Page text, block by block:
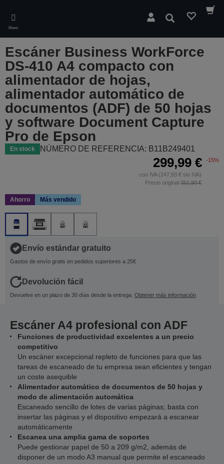
main
content
Menú
Buscar
Escáner Business WorkForce
DS-410 A4 compacto con
alimentador de hojas,
alimentador automático de
documentos (ADF) de 50 hojas
y software Document Capture
Pro de Epson
En stock NÚMERO DE REFERENCIA: B11B249401
299,99 € -15%
con IVA (247,93 € sin IVA)
Precio original 351,90 €
Ahorro Más vendido
Envío estándar gratuito
Gastos de envío gratis en pedidos superiores a 25€
Devolución fácil
Devuelve en un plazo de 30 días desde la entrega. Obtener más información
Escáner A4 profesional con ADF
Funciones de productividad excelentes a un precio
competitivo
Un escáner excepcional repleto de funciones para que las
tareas de escaneado de tu empresa sean eficientes y tengan
un coste asequible
Alimentador automático de documentos de 50 hojas y
modo de alimentación automática
Escaneado sencillo de lotes de varias páginas; basta con
insertar las páginas y el dispositivo empezará a escanear
automáticamente
Escanea una amplia gama de soportes
Puede gestionar papel de 50 a 209 g/m2, además de
disponer de un modo A3 manual que permite el escaneado